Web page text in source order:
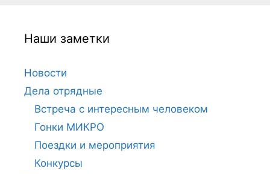
Наши заметки
Новости
Дела отрядные
Встреча с интересным человеком
Гонки МИКРО
Поездки и мероприятия
Конкурсы